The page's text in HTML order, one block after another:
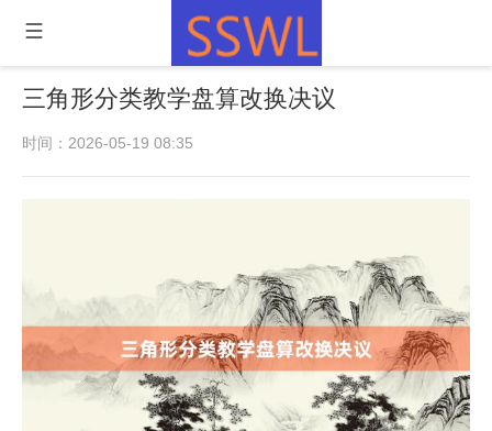
三角形分类教学盘算改换决议
时间：2026-05-19 08:35